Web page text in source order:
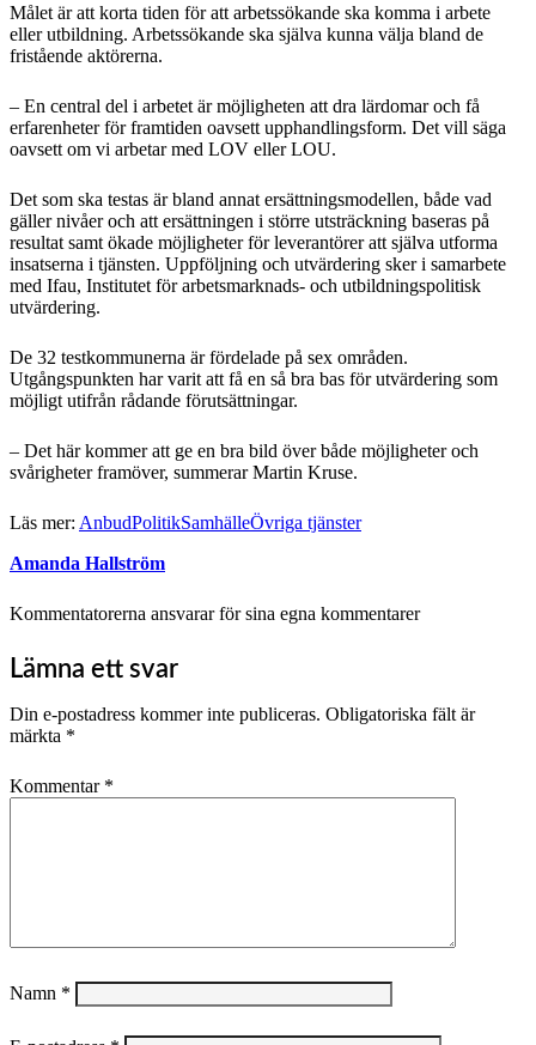
Målet är att korta tiden för att arbetssökande ska komma i arbete
eller utbildning. Arbetssökande ska själva kunna välja bland de
fristående aktörerna.
– En central del i arbetet är möjligheten att dra lärdomar och få
erfarenheter för framtiden oavsett upphandlingsform. Det vill säga
oavsett om vi arbetar med LOV eller LOU.
Det som ska testas är bland annat ersättningsmodellen, både vad
gäller nivåer och att ersättningen i större utsträckning baseras på
resultat samt ökade möjligheter för leverantörer att själva utforma
insatserna i tjänsten. Uppföljning och utvärdering sker i samarbete
med Ifau, Institutet för arbetsmarknads- och utbildningspolitisk
utvärdering.
De 32 testkommunerna är fördelade på sex områden.
Utgångspunkten har varit att få en så bra bas för utvärdering som
möjligt utifrån rådande förutsättningar.
– Det här kommer att ge en bra bild över både möjligheter och
svårigheter framöver, summerar Martin Kruse.
Läs mer: AnbudPolitikSamhälleÖvriga tjänster
Amanda Hallström
Kommentatorerna ansvarar för sina egna kommentarer
Lämna ett svar
Din e-postadress kommer inte publiceras. Obligatoriska fält är
märkta *
Kommentar *
Namn *